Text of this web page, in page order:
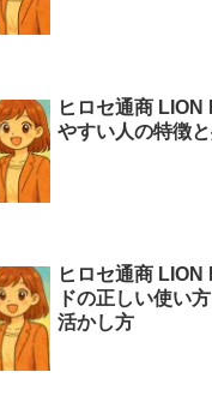
ヒロセ通商 LION
やすい人の特徴
ヒロセ通商 LION
ドの正しい使い
活かし方